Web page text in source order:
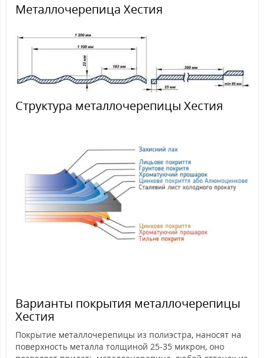
Металлочерепица Хестия
Структура металлочерепицы Хестия
Варианты покрытия металлочерепицы
Хестия
Покрытие металлочерепицы из полиэстра, наносят на
поверхность металла толщиной 25-35 микрон, оно